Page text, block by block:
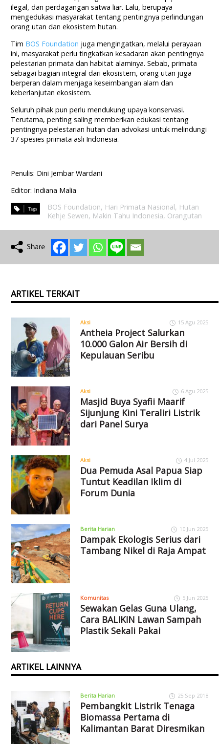
ilegal, dan perdagangan satwa liar. Lalu, berupaya
mengedukasi masyarakat tentang pentingnya perlindungan
orang utan dan ekosistem hutan.
Tim BOS Foundation juga mengingatkan, melalui perayaan
ini, masyarakat perlu tingkatkan kesadaran akan pentingnya
pelestarian primata dan habitat alaminya. Sebab, primata
sebagai bagian integral dari ekosistem, orang utan juga
berperan dalam menjaga keseimbangan alam dan
keberlanjutan ekosistem.
Seluruh pihak pun perlu mendukung upaya konservasi.
Terutama, penting saling memberikan edukasi tentang
pentingnya pelestarian hutan dan advokasi untuk melindungi
37 spesies primata asli Indonesia.
Penulis: Dini Jembar Wardani
Editor: Indiana Malia
BOS Foundation, Hari Primata Nasional, Hutan
Kehje Sewen, Makin Tahu Indonesia, Orangutan
ARTIKEL TERKAIT
Aksi 15 Agu 2025
Antheia Project Salurkan
10.000 Galon Air Bersih di
Kepulauan Seribu
Aksi 6 Agu 2025
Masjid Buya Syafii Maarif
Sijunjung Kini Teraliri Listrik
dari Panel Surya
Aksi 4 Jul 2025
Dua Pemuda Asal Papua Siap
Tuntut Keadilan Iklim di
Forum Dunia
Berita Harian 10 Jun 2025
Dampak Ekologis Serius dari
Tambang Nikel di Raja Ampat
Komunitas 5 Jun 2025
Sewakan Gelas Guna Ulang,
Cara BALIKIN Lawan Sampah
Plastik Sekali Pakai
ARTIKEL LAINNYA
Berita Harian 25 Sep 2018
Pembangkit Listrik Tenaga
Biomassa Pertama di
Kalimantan Barat Diresmikan